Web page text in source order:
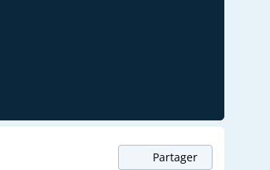
Partager